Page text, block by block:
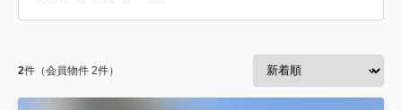
2件（会員物件 2件）